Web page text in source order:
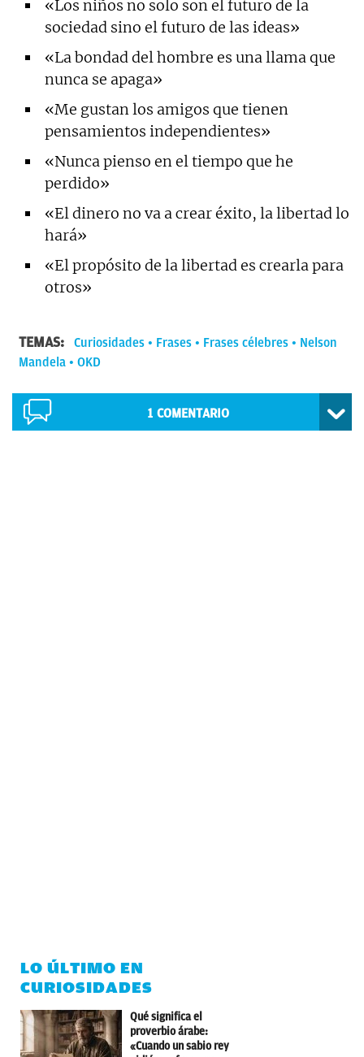
«Los niños no solo son el futuro de la
sociedad sino el futuro de las ideas»
«La bondad del hombre es una llama que
nunca se apaga»
«Me gustan los amigos que tienen
pensamientos independientes»
«Nunca pienso en el tiempo que he
perdido»
«El dinero no va a crear éxito, la libertad lo
hará»
«El propósito de la libertad es crearla para
otros»
TEMAS: Curiosidades Frases Frases célebres
Nelson
Mandela
OKD
1 COMENTARIO
LO ÚLTIMO EN
CURIOSIDADES
Qué significa el
proverbio árabe:
«Cuando un sabio rey